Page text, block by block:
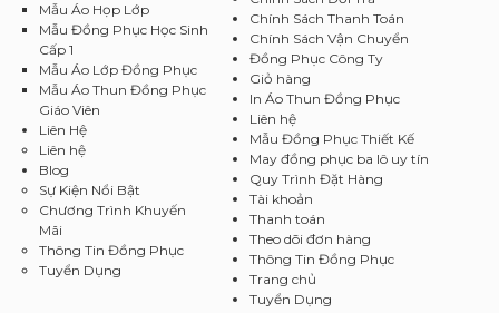
Mẫu Áo Họp Lớp
Mẫu Đồng Phục Học Sinh
Cấp 1
Mẫu Áo Lớp Đồng Phục
Mẫu Áo Thun Đồng Phục
Giáo Viên
Liên Hệ
Liên hệ
Blog
Sự Kiện Nổi Bật
Chương Trình Khuyến
Mãi
Thông Tin Đồng Phục
Tuyển Dụng
Chính Sách Thanh Toán
Chính Sách Vận Chuyển
Đồng Phục Công Ty
Giỏ hàng
In Áo Thun Đồng Phục
Liên hệ
Mẫu Đồng Phục Thiết Kế
May đồng phục ba lô uy tín
Quy Trình Đặt Hàng
Tài khoản
Thanh toán
Theo dõi đơn hàng
Thông Tin Đồng Phục
Trang chủ
Tuyển Dụng